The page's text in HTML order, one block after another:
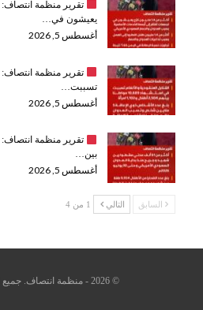
تقرير منظمة انتصاف:
يعيشون في…
أغسطس 5, 2026
تقرير منظمة انتصاف:
تسببت…
أغسطس 5, 2026
تقرير منظمة انتصاف:
بين…
أغسطس 5, 2026
السابق التالي 1 من 4
© 2026 - منظمة انتصاف. جميع الحقوق محفوظة.